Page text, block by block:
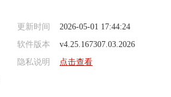
更新时间 2026-05-01 17:44:24
软件版本
v4.25.167307.03.2026
隐私说明 点击查看